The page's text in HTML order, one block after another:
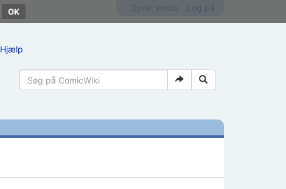
Hjælp